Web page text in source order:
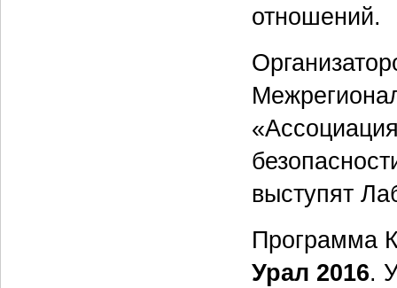
отношений.
выступят
Программа
Урал 2016.